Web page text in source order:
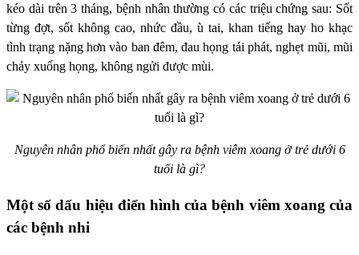
kéo dài trên 3 tháng, bệnh nhân thường có các triệu chứng sau: Sốt
từng đợt, sốt không cao, nhức đầu, ù tai, khan tiếng hay ho khạc
tình trạng nặng hơn vào ban đêm, đau họng tái phát, nghẹt mũi, mũi
chảy xuống họng, không ngửi được mùi.
Nguyên nhân phổ biến nhất gây ra bệnh viêm xoang ở trẻ dưới 6
tuổi là gì?
Một số dấu hiệu điển hình của bệnh viêm xoang của
các bệnh nhi